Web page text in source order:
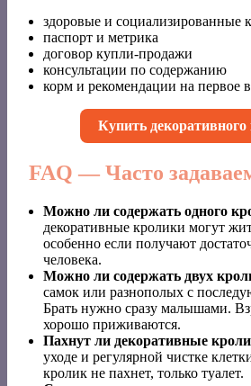
здоровые и социализированные
паспорт и метрика
договор купли-продажи
консультации по содержанию
корм и рекомендации на первое
Купить декоративного
FAQ — Часто
Можно ли содержать одного
декоративные кролики могут
особенно если получают
человека.
Можно ли содержать двух
самок или разнополых с
Брать нужно сразу малышами.
хорошо приживаются.
Пахнут ли декоративные
уходе и регулярной чистке
кролик не пахнет, только туалет.